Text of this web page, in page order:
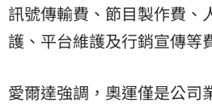
訊號傳輸費、節目製作費、
護、平台維護及行銷宣傳等
愛爾達強調，奧運僅是公司